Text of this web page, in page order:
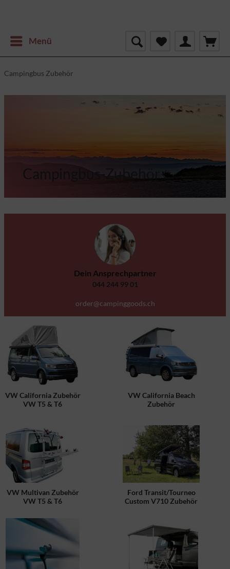
Menü
Campingbus Zubehör
Campingbus-Zubehör
Dein Ansprechpartner
044 244 99 01
order@campinggoods.ch
VW California Zubehör
VW T5 & T6
VW California Beach
Zubehör
VW Multivan Zubehör
VW T5 & T6
Ford Transit/Tourneo
Custom V710 Zubehör